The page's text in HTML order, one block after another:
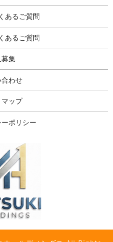
あるご質問
あるご質問
集
合わせ
ップ
ポリシー